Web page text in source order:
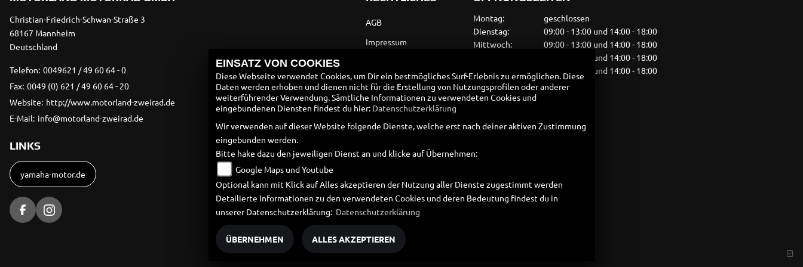
Christian-Friedrich-Schwan-Straße 3
68167 Mannheim
Deutschland
Telefon: 0049621 / 49 60 64 - 0
Fax: 0049 (0) 621 / 49 60 64 - 20
Website: http://www.motorland-zweirad.de
E-Mail: info@motorland-zweirad.de
LINKS
yamaha-motor.de
AGB
Impressum
Disclaimer
Barrierefreiheit
Batteriegesetz
Montag:
geschlossen
Dienstag:
09:00 - 13:00 und 14:00 - 18:00
Mittwoch:
09:00 - 13:00 und 14:00 - 18:00
09:00 - 13:00 und 14:00 - 18:00
Freitag:
09:00 - 13:00 und 14:00 - 18:00
Samstag:
09:00 - 14:00
Sonntag:
EINSATZ VON COOKIES
Diese Webseite verwendet Cookies, um Dir ein bestmögliches Surf-Erlebnis zu ermöglichen. Diese
Daten werden erhoben und dienen nicht für die Erstellung von Nutzungsprofilen oder anderer
weiterführender Verwendung. Sämtliche Informationen zu verwendeten Cookies und
eingebundenen Diensten findest du hier: Datenschutzerklärung
Wir verwenden auf dieser Website folgende Dienste, welche erst nach deiner aktiven Zustimmung
eingebunden werden.
Bitte hake dazu den jeweiligen Dienst an und klicke auf Übernehmen:
Google Maps und Youtube
Optional kann mit Klick auf Alles akzeptieren der Nutzung aller Dienste zugestimmt werden
Detailierte Informationen zu den verwendeten Cookies und deren Bedeutung findest du in
unserer Datenschutzerklärung: Datenschutzerklärung
ÜBERNEHMEN ALLES AKZEPTIEREN